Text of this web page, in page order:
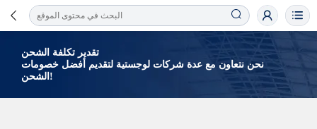
تقدير تكلفة الشحن
نحن نتعاون مع عدة شركات لوجستية لتقديم أفضل خصومات
الشحن!